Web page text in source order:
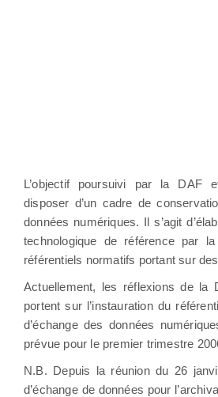
L’objectif poursuivi par la DAF
disposer d’un cadre de
données numériques. Il s’agit
technologique de référence par
référentiels normatifs portant sur
Actuellement, les réflexions de la
portent sur l’instauration du
d’échange des données
prévue pour le premier trimestre
N.B. Depuis la réunion du 26
d’échange de données pour